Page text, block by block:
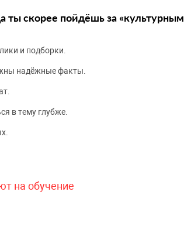
ты скорее пойдёшь за «культурным
и подборки.
надёжные факты.
в тему глубже.
на обучение